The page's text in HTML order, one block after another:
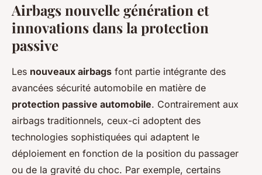
Airbags nouvelle génération et
innovations dans la protection
passive
Les nouveaux airbags font partie intégrante des
avancées sécurité automobile en matière de
protection passive automobile. Contrairement aux
airbags traditionnels, ceux-ci adoptent des
technologies sophistiquées qui adaptent le
déploiement en fonction de la position du passager
ou de la gravité du choc. Par exemple, certains